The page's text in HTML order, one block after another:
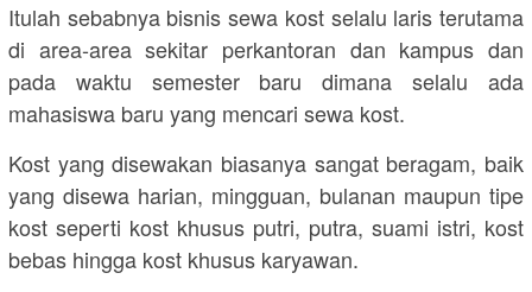
Itulah sebabnya bisnis sewa kost selalu laris terutama
di area-area sekitar perkantoran dan kampus dan
pada waktu semester baru dimana selalu ada
mahasiswa baru yang mencari sewa kost.
Kost yang disewakan biasanya sangat beragam, baik
yang disewa harian, mingguan, bulanan maupun tipe
kost seperti kost khusus putri, putra, suami istri, kost
bebas hingga kost khusus karyawan.